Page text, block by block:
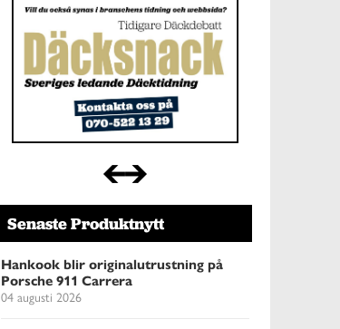
Senaste Produktnytt
Hankook blir originalutrustning på
Porsche 911 Carrera
04 augusti 2026